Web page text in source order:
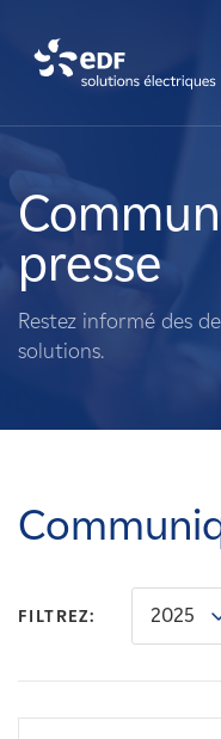
A propos de nous
Ce que nous faisons
Propriétaires fonciers
Carrières
Nouvelles
presse
Restez informé des
solutions.
FILTREZ: 2025